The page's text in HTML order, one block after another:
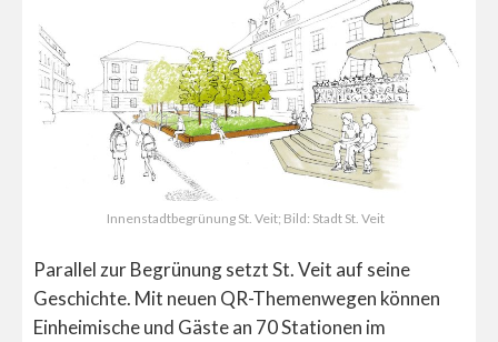
Innenstadtbegrünung St. Veit; Bild: Stadt St. Veit
Parallel zur Begrünung setzt St. Veit auf seine
Geschichte. Mit neuen QR-Themenwegen können
Einheimische und Gäste an 70 Stationen im